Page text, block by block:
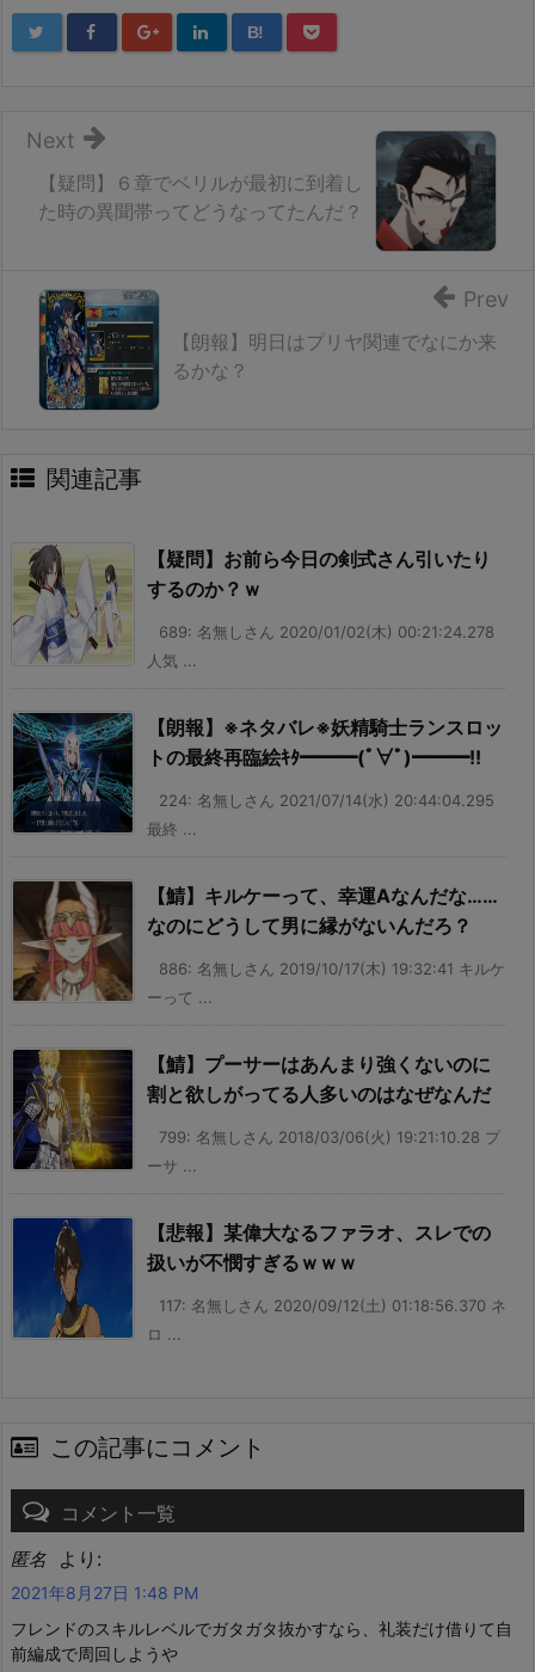
B!
【疑問】６章でベリルが最初に到着し
た時の異聞帯ってどうなってたんだ？
Next
【朗報】明日はプリヤ関連でなにか来
るかな？
Prev
関連記事
【疑問】お前ら今日の剣式さん引いたり
するのか？ｗ
689: 名無しさん 2020/01/02(木) 00:21:24.278
人気 ...
【朗報】※ネタバレ※妖精騎士ランスロッ
トの最終再臨絵ｷﾀ━━━(ﾟ∀ﾟ)━━━!!
224: 名無しさん 2021/07/14(水) 20:44:04.295
最終 ...
【鯖】キルケーって、幸運Aなんだな……
なのにどうして男に縁がないんだろ？
886: 名無しさん 2019/10/17(木) 19:32:41 キルケ
ーって ...
【鯖】プーサーはあんまり強くないのに
割と欲しがってる人多いのはなぜなんだ
799: 名無しさん 2018/03/06(火) 19:21:10.28 プ
ーサ ...
【悲報】某偉大なるファラオ、スレでの
扱いが不憫すぎるｗｗｗ
117: 名無しさん 2020/09/12(土) 01:18:56.370 ネ
ロ ...
この記事にコメント
コメント一覧
匿名 より:
2021年8月27日 1:48 PM
フレンドのスキルレベルでガタガタ抜かすなら、礼装だけ借りて自
前編成で周回しようや